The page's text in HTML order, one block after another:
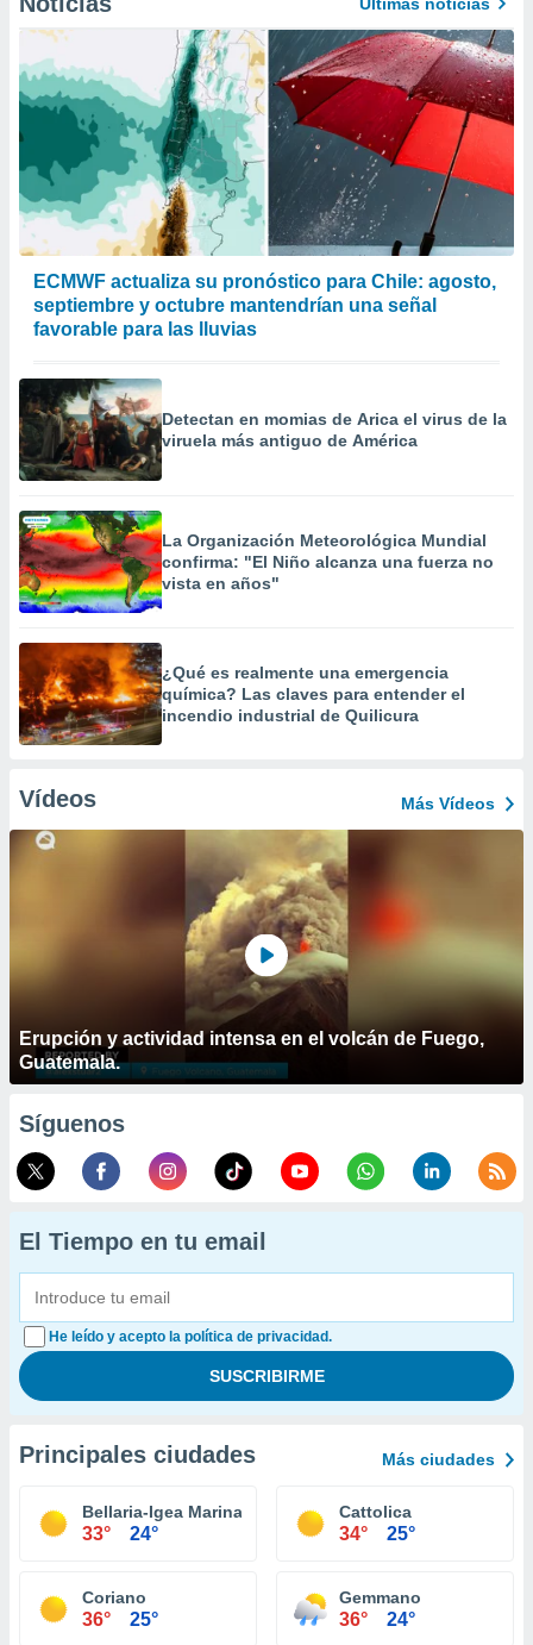
ECMWF actualiza su pronóstico para Chile: agosto,
septiembre y octubre mantendrían una señal
favorable para las lluvias
Detectan en momias de Arica el virus de la
viruela más antiguo de América
La Organización Meteorológica Mundial
confirma: "El Niño alcanza una fuerza no
vista en años"
¿Qué es realmente una emergencia
química? Las claves para entender el
incendio industrial de Quilicura
Vídeos Más Vídeos
Erupción y actividad intensa en el volcán de Fuego,
Guatemala.
Síguenos
El Tiempo en tu email
He leído y acepto la política de privacidad.
Principales ciudades Más ciudades
Bellaria-Igea Marina
33° 24°
Cattolica
34° 25°
Coriano
36° 25°
Gemmano
36° 24°